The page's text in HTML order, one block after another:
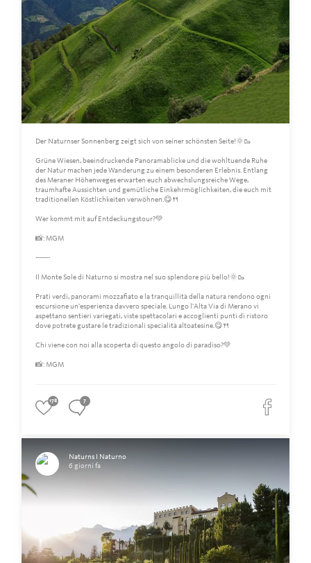
Der Naturnser Sonnenberg zeigt sich von seiner schönsten Seite!🌞🥾
Grüne Wiesen, beeindruckende Panoramablicke und die wohltuende Ruhe
der Natur machen jede Wanderung zu einem besonderen Erlebnis. Entlang
des Meraner Höhenweges erwarten euch abwechslungsreiche Wege,
traumhafte Aussichten und gemütliche Einkehrmöglichkeiten, die euch mit
traditionellen Köstlichkeiten verwöhnen.😋🍴
Wer kommt mit auf Entdeckungstour?💚
📸: MGM
-------
Il Monte Sole di Naturno si mostra nel suo splendore più bello!🌞🥾
Prati verdi, panorami mozzafiato e la tranquillità della natura rendono ogni
escursione un'esperienza davvero speciale. Lungo l'Alta Via di Merano vi
aspettano sentieri variegati, viste spettacolari e accoglienti punti di ristoro
dove potrete gustare le tradizionali specialità altoatesine.😋🍴
Chi viene con noi alla scoperta di questo angolo di paradiso?💚
📸: MGM
178 7
Naturns I Naturno
6 giorni fa